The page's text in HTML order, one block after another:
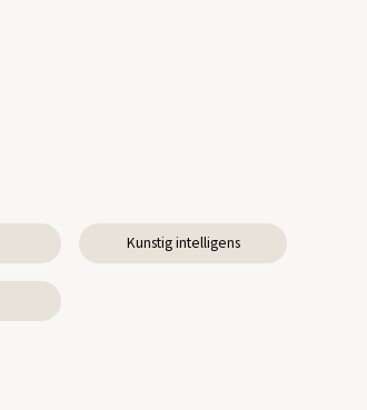
Kunstig intelligens